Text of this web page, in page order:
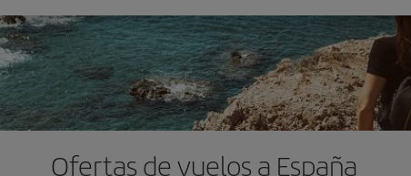
Ofertas de vuelos a España